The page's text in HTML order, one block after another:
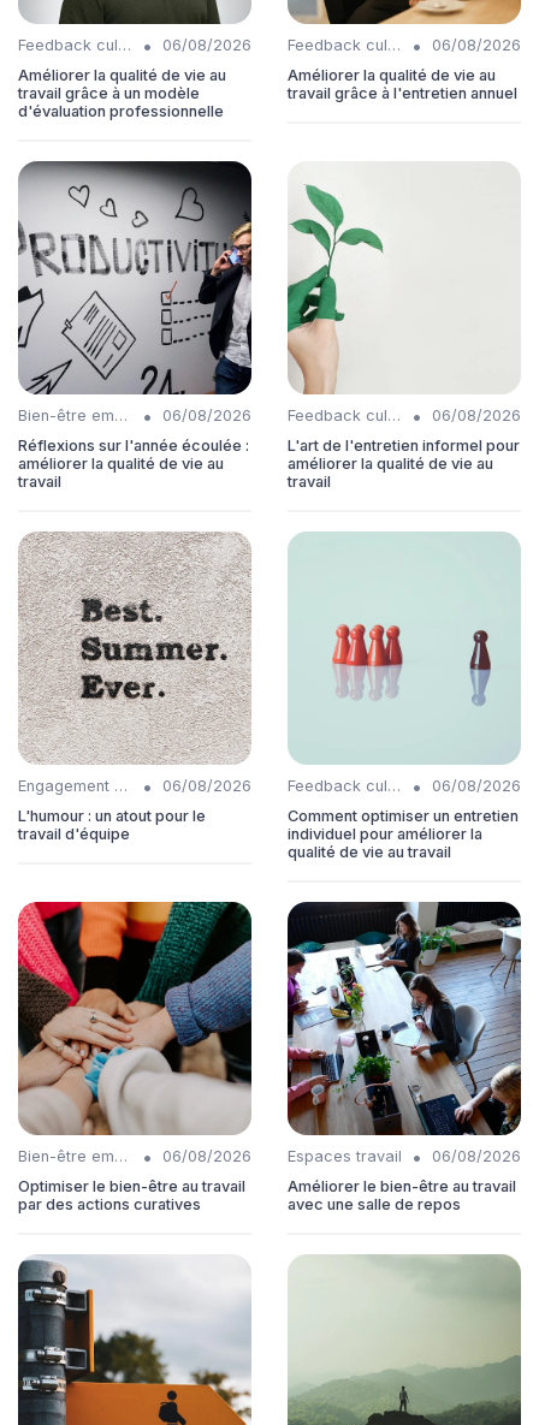
Feedback culture •
06/08/2026
Améliorer la qualité de vie au
travail grâce à un modèle
d'évaluation professionnelle
Feedback culture •
06/08/2026
Améliorer la qualité de vie au
travail grâce à l'entretien annuel
Bien-être employés •
06/08/2026
Réflexions sur l'année écoulée :
améliorer la qualité de vie au
travail
Feedback culture •
06/08/2026
L'art de l'entretien informel pour
améliorer la qualité de vie au
travail
Engagement collaborateurs •
06/08/2026
L'humour : un atout pour le
travail d'équipe
Feedback culture •
06/08/2026
Comment optimiser un entretien
individuel pour améliorer la
qualité de vie au travail
Bien-être employés •
06/08/2026
Optimiser le bien-être au travail
par des actions curatives
Espaces travail •
06/08/2026
Améliorer le bien-être au travail
avec une salle de repos